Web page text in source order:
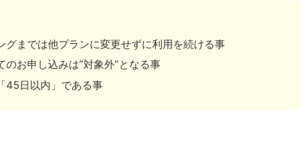
グまでは他プランに変更せずに利用を続ける事
お申し込みは”対象外”となる事
45日以内」である事